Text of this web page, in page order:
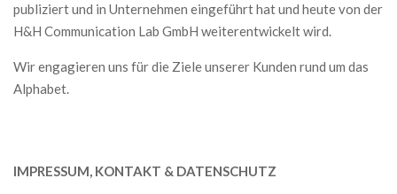
publiziert und in Unternehmen eingeführt hat und heute von der
H&H Communication Lab GmbH weiterentwickelt wird.
Wir engagieren uns für die Ziele unserer Kunden rund um das
Alphabet.
IMPRESSUM, KONTAKT & DATENSCHUTZ